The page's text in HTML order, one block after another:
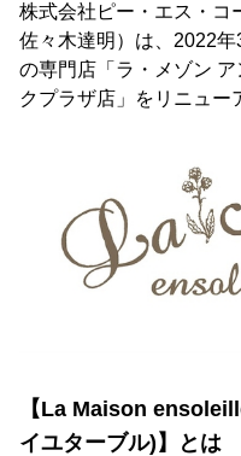
株式会社ピー・エス・
佐々木達明）は、2022
の専門店「ラ・メゾン
クプラザ店」をリニュー
【La Maison
イユターブル)】とは